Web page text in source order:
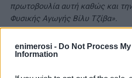
enimerosi - Do Not Process
Information
πρωτοβουλία αυτή καθώς και
Φυσικής Αγωγής Βίλυ Τζίβα».
Κέρκυρα και παρά τις
του απλά έδωσε την ευκαιρία να